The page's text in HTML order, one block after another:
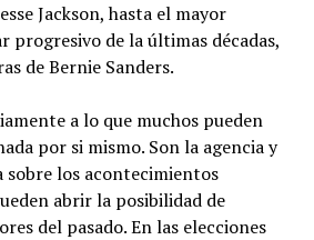
Jackson, hasta el mayor
progresivo de la últimas décadas,
de Bernie Sanders.
a lo que muchos pueden
por si mismo. Son la agencia y
sobre los acontecimientos
abrir la posibilidad de
del pasado. En las elecciones